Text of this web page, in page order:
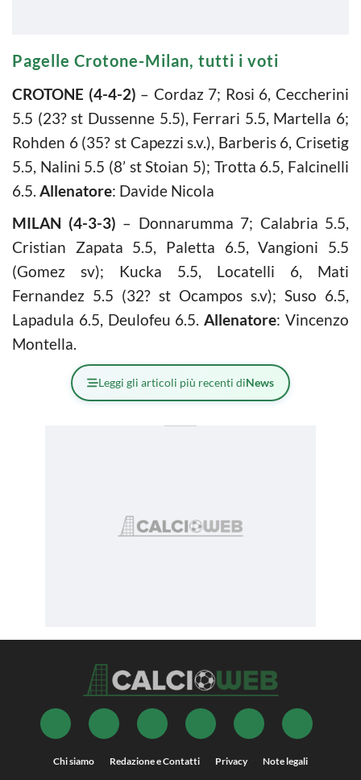
Pagelle Crotone-Milan, tutti i voti
CROTONE (4-4-2) – Cordaz 7; Rosi 6, Ceccherini
5.5 (23? st Dussenne 5.5), Ferrari 5.5, Martella 6;
Rohden 6 (35? st Capezzi s.v.), Barberis 6, Crisetig
5.5, Nalini 5.5 (8’ st Stoian 5); Trotta 6.5, Falcinelli
6.5. Allenatore: Davide Nicola
MILAN (4-3-3) – Donnarumma 7; Calabria 5.5,
Cristian Zapata 5.5, Paletta 6.5, Vangioni 5.5
(Gomez sv); Kucka 5.5, Locatelli 6, Mati
Fernandez 5.5 (32? st Ocampos s.v); Suso 6.5,
Lapadula 6.5, Deulofeu 6.5.Allenatore: Vincenzo
Montella.
Leggi gli articoli più recenti diNews
Chi siamo Redazione e Contatti Privacy Note legali